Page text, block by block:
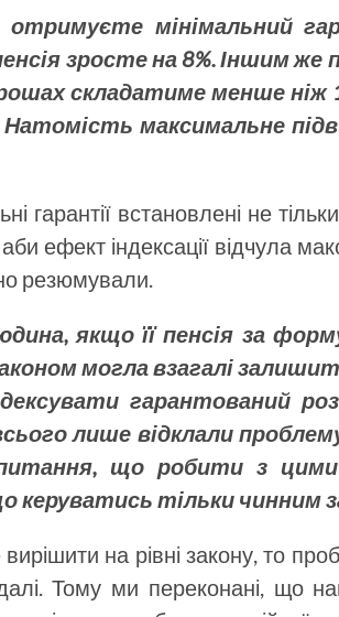
мінімальний
зросте на 8%. Іншим
складатиме менше ніж
максимальне
гарантії встановлені не
ефект індексації відчула
резюмували.
якщо її пенсія за
могла взагалі
гарантований
лише відклали
що робити з
керуватись тільки чинним
на рівні закону, то
Тому ми переконані, що